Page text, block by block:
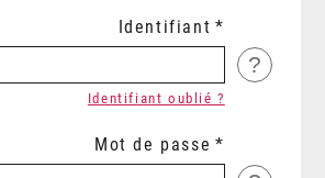
Identifiant
?
Identifiant oublié ?
Mot de passe